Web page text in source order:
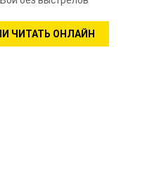
ЧИТАТЬ ОНЛАЙН